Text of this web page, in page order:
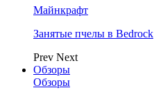
Майнкрафт
Занятые пчелы в Bedrock
Prev Next
Обзоры
Обзоры